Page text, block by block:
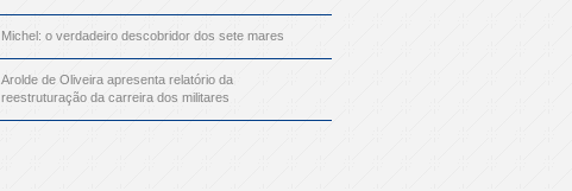
Michel: o verdadeiro descobridor dos sete mares
Arolde de Oliveira apresenta relatório da
reestruturação da carreira dos militares